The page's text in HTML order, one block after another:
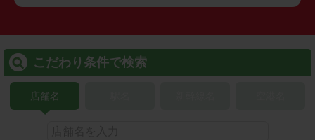
こだわり条件で検索
店舗名